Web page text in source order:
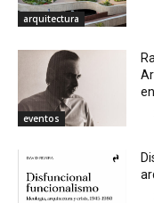
arquitectura
eventos